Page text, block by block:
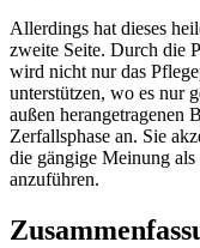
Allerdings hat dieses
zweite Seite. Durch die
wird nicht nur das
unterstützen, wo es nur
außen herangetragenen
Zerfallsphase an. Sie
die gängige Meinung
anzuführen.